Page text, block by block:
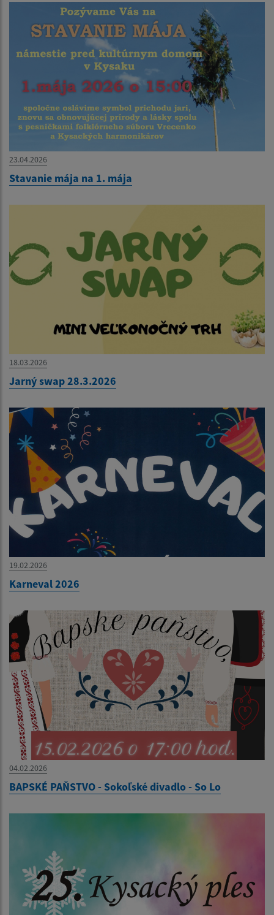
23.04.2026
Stavanie mája na 1. mája
18.03.2026
Jarný swap 28.3.2026
19.02.2026
Karneval 2026
04.02.2026
BAPSKÉ PAŇSTVO - Sokoľské divadlo - So Lo